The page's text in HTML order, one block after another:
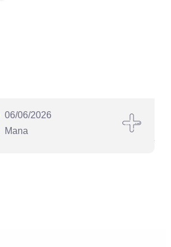
06/06/2026
Mana